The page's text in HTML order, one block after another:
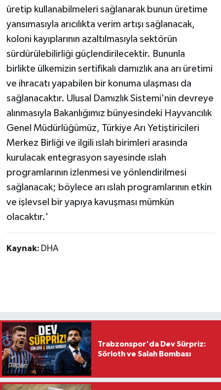
üretip kullanabilmeleri sağlanarak bunun üretime
yansımasıyla arıcılıkta verim artışı sağlanacak,
koloni kayıplarının azaltılmasıyla sektörün
sürdürülebilirliği güçlendirilecektir. Bununla
birlikte ülkemizin sertifikalı damızlık ana arı üretimi
ve ihracatı yapabilen bir konuma ulaşması da
sağlanacaktır. Ulusal Damızlık Sistemi'nin devreye
alınmasıyla Bakanlığımız bünyesindeki Hayvancılık
Genel Müdürlüğümüz, Türkiye Arı Yetiştiricileri
Merkez Birliği ve ilgili ıslah birimleri arasında
kurulacak entegrasyon sayesinde ıslah
programlarının izlenmesi ve yönlendirilmesi
sağlanacak; böylece arı ıslah programlarının etkin
ve işlevsel bir yapıya kavuşması mümkün
olacaktır.'
Kaynak: DHA
Trabzonspor'da Dev Sürpriz:
Sörloth ve Salah Bombası